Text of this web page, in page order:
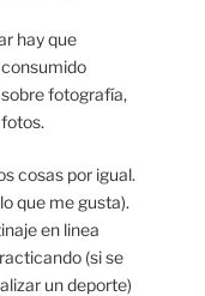
hay que
fotografía,
cosas por igual.
que me gusta).
en linea
(si se
un deporte)